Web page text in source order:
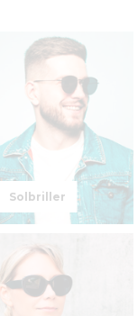
Solbriller